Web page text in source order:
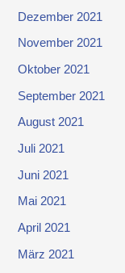
Dezember 2021
November 2021
Oktober 2021
September 2021
August 2021
Juli 2021
Juni 2021
Mai 2021
April 2021
März 2021